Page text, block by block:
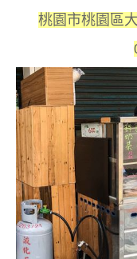
桃園市桃園區